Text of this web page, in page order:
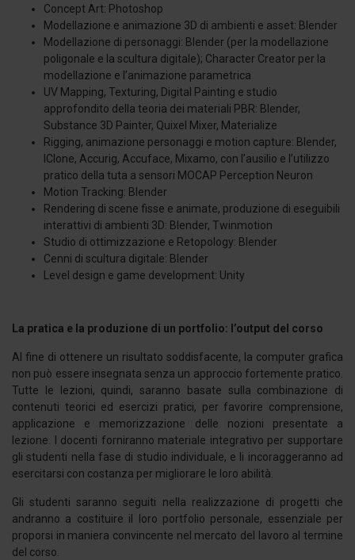
Concept Art: Photoshop
Modellazione e animazione 3D di ambienti e asset: Blender
Modellazione di personaggi: Blender (per la modellazione
poligonale e la scultura digitale); Character Creator per la
modellazione e l’animazione parametrica
UV Mapping, Texturing, Digital Painting e studio
approfondito della teoria dei materiali PBR: Blender,
Substance 3D Painter, Quixel Mixer, Materialize
Rigging, animazione personaggi e motion capture: Blender,
IClone, Accurig, Accuface, Mixamo, con l’ausilio e l’utilizzo
pratico della tuta a sensori MOCAP Perception Neuron
Motion Tracking: Blender
Rendering di scene fisse e animate, produzione di eseguibili
interattivi di ambienti 3D: Blender, Twinmotion
Studio di ottimizzazione e Retopology: Blender
Cenni di scultura digitale: Blender
Level design e game development: Unity
La pratica e la produzione di un portfolio: l’output del corso
Al fine di ottenere un risultato soddisfacente, la computer grafica
non può essere insegnata senza un approccio fortemente pratico.
Tutte le lezioni, quindi, saranno basate sulla combinazione di
contenuti teorici ed esercizi pratici, per favorire comprensione,
applicazione e memorizzazione delle nozioni presentate a
lezione. I docenti forniranno materiale integrativo per supportare
gli studenti nella fase di studio individuale, e li incoraggeranno ad
esercitarsi con costanza per migliorare le loro abilità.
Gli studenti saranno seguiti nella realizzazione di progetti che
andranno a costituire il loro portfolio personale, essenziale per
proporsi in maniera convincente nel mercato del lavoro al termine
del corso.